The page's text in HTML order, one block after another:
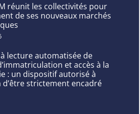
réunit les collectivités pour
de ses nouveaux marchés
lecture automatisée de
et accès à la
: un dispositif autorisé à
strictement encadré